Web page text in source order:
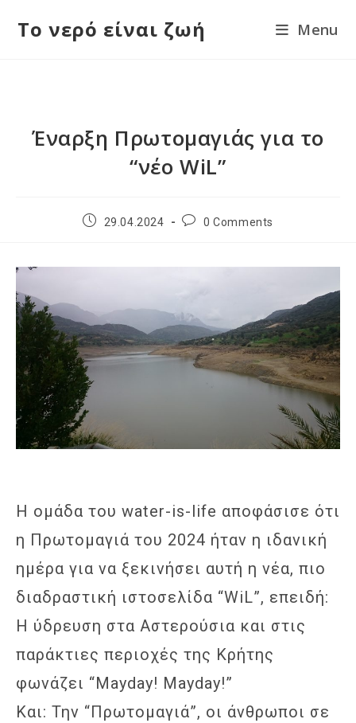
Το νερό είναι ζωή Menu
Έναρξη Πρωτομαγιάς για το
“νέο WiL”
Post29.04.2024
Post0 Comments
Η ομάδα του water-is-life αποφάσισε ότι
η Πρωτομαγιά του 2024 ήταν η ιδανική
ημέρα για να ξεκινήσει αυτή η νέα, πιο
διαδραστική ιστοσελίδα “WiL”, επειδή:
Η ύδρευση στα Αστερούσια και στις
παράκτιες περιοχές της Κρήτης
φωνάζει “Mayday! Mayday!”
Και: Την “Πρωτομαγιά”, οι άνθρωποι σε